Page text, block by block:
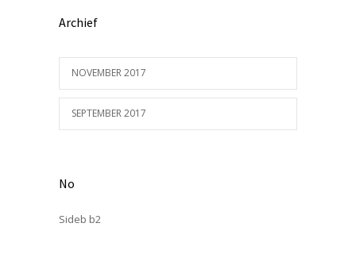
Archief
NOVEMBER 2017
SEPTEMBER 2017
No
Sideb b2